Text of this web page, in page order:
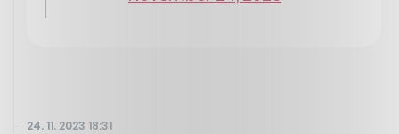
24. 11. 2023 18:31